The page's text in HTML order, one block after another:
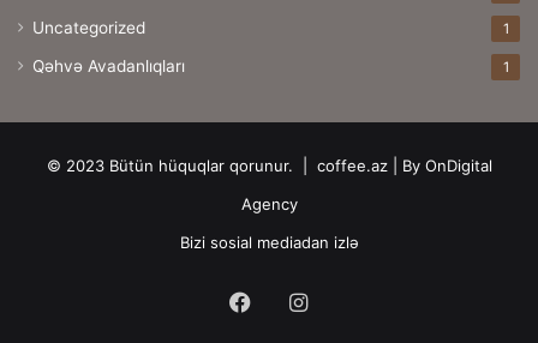
Uncategorized 1
Qəhvə Avadanlıqları 1
© 2023 Bütün hüquqlar qorunur. | coffee.az| By OnDigital
Agency
Bizi sosial mediadan izlə
FacebookInstagram